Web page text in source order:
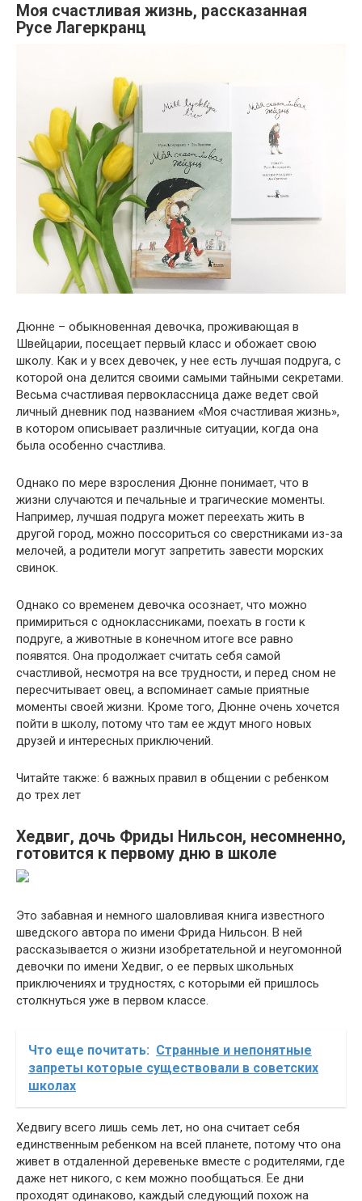
Моя счастливая жизнь, рассказанная
Русе Лагеркранц
Дюнне – обыкновенная девочка, проживающая в
Швейцарии, посещает первый класс и обожает свою
школу. Как и у всех девочек, у нее есть лучшая подруга, с
которой она делится своими самыми тайными секретами.
Весьма счастливая первоклассница даже ведет свой
личный дневник под названием «Моя счастливая жизнь»,
в котором описывает различные ситуации, когда она
была особенно счастлива.
Однако по мере взросления Дюнне понимает, что в
жизни случаются и печальные и трагические моменты.
Например, лучшая подруга может переехать жить в
другой город, можно поссориться со сверстниками из-за
мелочей, а родители могут запретить завести морских
свинок.
Однако со временем девочка осознает, что можно
примириться с одноклассниками, поехать в гости к
подруге, а животные в конечном итоге все равно
появятся. Она продолжает считать себя самой
счастливой, несмотря на все трудности, и перед сном не
пересчитывает овец, а вспоминает самые приятные
моменты своей жизни. Кроме того, Дюнне очень хочется
пойти в школу, потому что там ее ждут много новых
друзей и интересных приключений.
Читайте также: 6 важных правил в общении с ребенком
до трех лет
Хедвиг, дочь Фриды Нильсон, несомненно,
готовится к первому дню в школе
Это забавная и немного шаловливая книга известного
шведского автора по имени Фрида Нильсон. В ней
рассказывается о жизни изобретательной и неугомонной
девочки по имени Хедвиг, о ее первых школьных
приключениях и трудностях, с которыми ей пришлось
столкнуться уже в первом классе.
Что еще почитать: Странные и непонятные
запреты которые существовали в советских
школах
Хедвигу всего лишь семь лет, но она считает себя
единственным ребенком на всей планете, потому что она
живет в отдаленной деревеньке вместе с родителями, где
даже нет никого, с кем можно пообщаться. Ее дни
проходят одинаково, каждый следующий похож на